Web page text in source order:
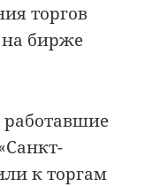
торгов
на бирже
работавшие
к торгам